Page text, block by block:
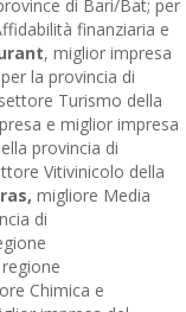
di Bari/Bat; per
finanziaria e
, miglior impresa
la provincia di
Turismo della
e miglior impresa
provincia di
Vitivinicolo della
migliore Media
di
Chimica e